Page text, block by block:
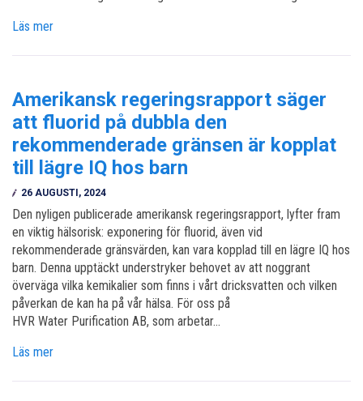
Läs mer
Amerikansk regeringsrapport säger
att fluorid på dubbla den
rekommenderade gränsen är kopplat
till lägre IQ hos barn
26 AUGUSTI, 2024
Den nyligen publicerade amerikansk regeringsrapport, lyfter fram
en viktig hälsorisk: exponering för fluorid, även vid
rekommenderade gränsvärden, kan vara kopplad till en lägre IQ hos
barn. Denna upptäckt understryker behovet av att noggrant
överväga vilka kemikalier som finns i vårt dricksvatten och vilken
påverkan de kan ha på vår hälsa. För oss på
HVR Water Purification AB, som arbetar…
Läs mer